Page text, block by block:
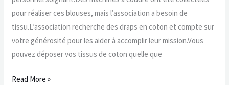
pour réaliser ces blouses, mais l’association a besoin de
tissu.L’association recherche des draps en coton et compte sur
votre générosité pour les aider à accomplir leur mission.Vous
pouvez déposer vos tissus de coton quelle que
Read More »